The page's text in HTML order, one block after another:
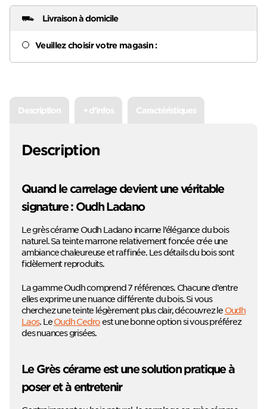
Livraison à domicile
Veuillez choisir votre magasin :
Description + d'infos Caractéristiques
Description
Quand le carrelage devient une véritable
signature : Oudh Ladano
Le grès cérame Oudh Ladano incarne l’élégance du bois
naturel. Sa teinte marrone relativement foncée crée une
ambiance chaleureuse et raffinée. Les détails du bois sont
fidèlement reproduits.
La gamme Oudh comprend 7 références. Chacune d’entre
elles exprime une nuance différente du bois. Si vous
cherchez une teinte légèrement plus clair, découvrez le Oudh
Laos. LeOudh Cedroest une bonne option si vous préférez
des nuances grisées.
Le Grès cérame est une solution pratique à
poser et à entretenir